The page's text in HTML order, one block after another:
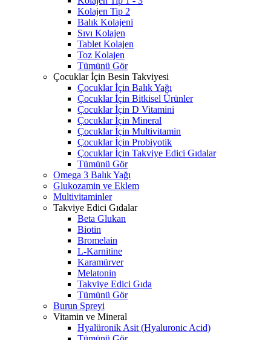
Kolajen Tip 2
Balık Kolajeni
Sıvı Kolajen
Tablet Kolajen
Toz Kolajen
Tümünü Gör
Çocuklar İçin Besin Takviyesi
Çocuklar İçin Balık Yağı
Çocuklar İçin Bitkisel Ürünler
Çocuklar İçin D Vitamini
Çocuklar İçin Mineral
Çocuklar İçin Multivitamin
Çocuklar İçin Probiyotik
Çocuklar İçin Takviye Edici Gıdalar
Tümünü Gör
Omega 3 Balık Yağı
Glukozamin ve Eklem
Multivitaminler
Takviye Edici Gıdalar
Beta Glukan
Biotin
Bromelain
L-Karnitine
Karamürver
Melatonin
Takviye Edici Gıda
Tümünü Gör
Burun Spreyi
Vitamin ve Mineral
Hyalüronik Asit (Hyaluronic Acid)